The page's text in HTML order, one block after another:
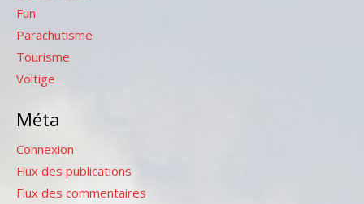
Fun
Parachutisme
Tourisme
Voltige
Méta
Connexion
Flux des publications
Flux des commentaires